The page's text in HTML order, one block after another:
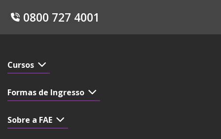
0800 727 4001
Cursos
Formas de Ingresso
Sobre a FAE